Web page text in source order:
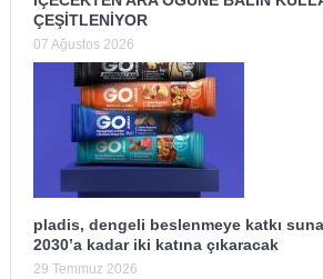
ÇEŞİTLENİYOR
07 Ağustos 2026
pladis, dengeli beslenmeye katkı
2030’a kadar iki katına çıkaracak
29 Temmuz 2026